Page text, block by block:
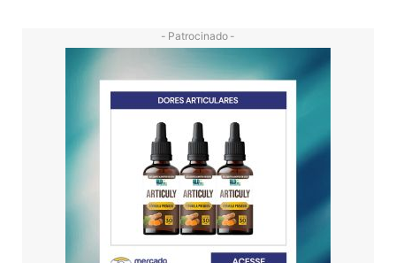
- Patrocinado -